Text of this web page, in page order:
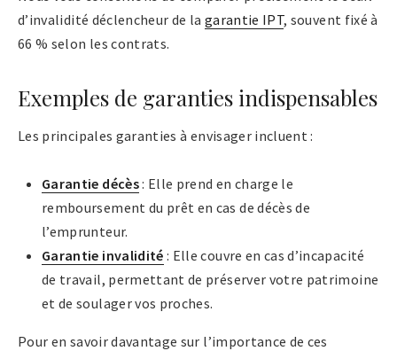
d’invalidité déclencheur de la garantie IPT, souvent fixé à
66 % selon les contrats.
Exemples de garanties indispensables
Les principales garanties à envisager incluent :
Garantie décès: Elle prend en charge le
remboursement du prêt en cas de décès de
l’emprunteur.
Garantie invalidité : Elle couvre en cas d’incapacité
de travail, permettant de préserver votre patrimoine
et de soulager vos proches.
Pour en savoir davantage sur l’importance de ces